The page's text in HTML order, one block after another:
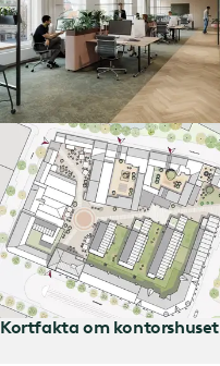
Kortfakta om kontorshuset